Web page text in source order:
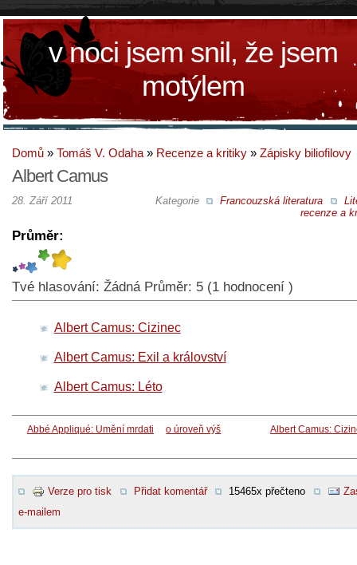
v noci jsem snil, že jsem
motýlem
Domů » Tomáš V. Odaha » Recenze a kritiky » Zápisky biliofilovy
Albert Camus
Kategorie Francouzská literatura
recenze a
28. Září 2011
Průměr:
Tvé hlasování: Žádná Průměr: 5 (1 hodnocení )
Albert Camus: Cizinec
Albert Camus: Exil a království
Albert Camus: Léto
Abbé Appliqué: Umění mrdati o úroveň výš Albert Camus:
Verze pro tisk Přidat komentář 15465x přečteno
e-mailem